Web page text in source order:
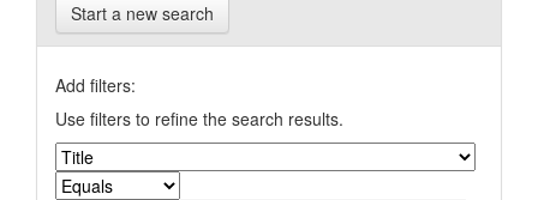
Start a new search
Add filters:
Use filters to refine the search results.